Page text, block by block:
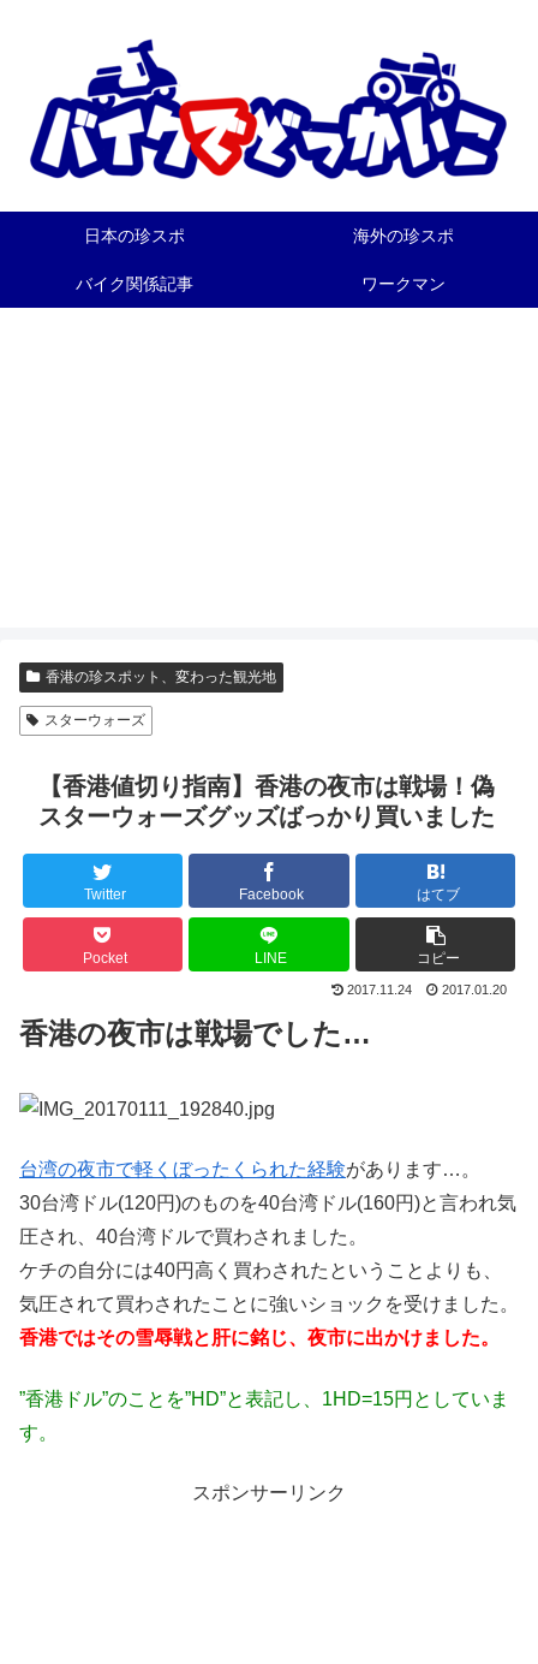
日本の珍スポ 海外の珍スポ
バイク関係記事 ワークマン
香港の珍スポット、変わった観光地
スターウォーズ
【香港値切り指南】香港の夜市は戦場！偽
スターウォーズグッズばっかり買いました
Twitter Facebook はてブ
Pocket LINE コピー
2017.11.24 2017.01.20
香港の夜市は戦場でした…
台湾の夜市で軽くぼったくられた経験があります…。
30台湾ドル(120円)のものを40台湾ドル(160円)と言われ気
圧され、40台湾ドルで買わされました。
ケチの自分には40円高く買わされたということよりも、
気圧されて買わされたことに強いショックを受けました。
香港ではその雪辱戦と肝に銘じ、夜市に出かけました。
”香港ドル”のことを”HD”と表記し、1HD=15円としていま
す。
スポンサーリンク